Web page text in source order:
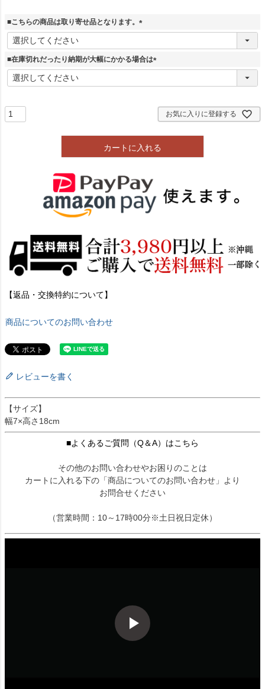
■こちらの商品は取り寄せ品となります。
(
須
■在庫切れだったり納期が大幅にかかる場合は
(
お気に入りに登録する
カートに入れる
【返品・交換特約について】
商品についてのお問い合わせ
レビューを書く
【サイズ】
幅7×高さ18cm
■よくあるご質問（Q＆A）はこちら
その他のお問い合わせやお困りのことは
カートに入れる下の「商品についてのお問い合わせ」より
お問合せください
（営業時間：10～17時00分※土日祝日定休）